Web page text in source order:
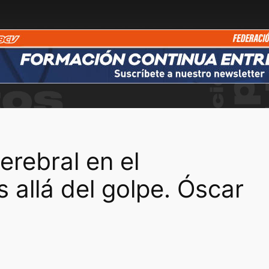
en el
allá del golpe. Óscar